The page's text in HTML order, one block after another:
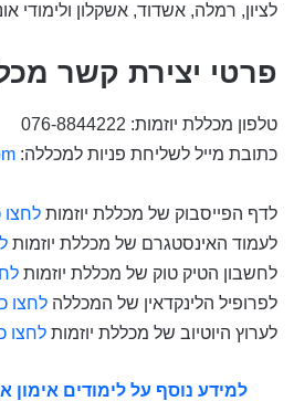
לציון, רמלה, אשדוד, אשקלון ולימודי
פרטי יצירת קשר
טלפון מכללת יוזמות: 076-8844222
כתובת מייל לשליחת פניות למכללה:
לדף הפייסבוק של מכללת יוזמות לחצו
לעמוד האינסטגרם של מכללת יוזמות
לחשבון הטיק טוק של מכללת יוזמות
לפרופיל הלינקדאין של המכללה לחצו
לערוץ היוטיוב של מכללת יוזמות לחצו
למידע נוסף על לימודים אימון